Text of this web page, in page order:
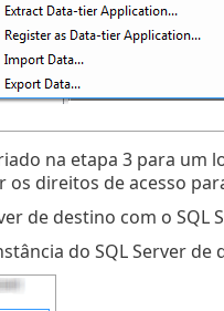
na etapa 3 para um
os direitos de acesso
de destino com o SQL
do SQL Server de